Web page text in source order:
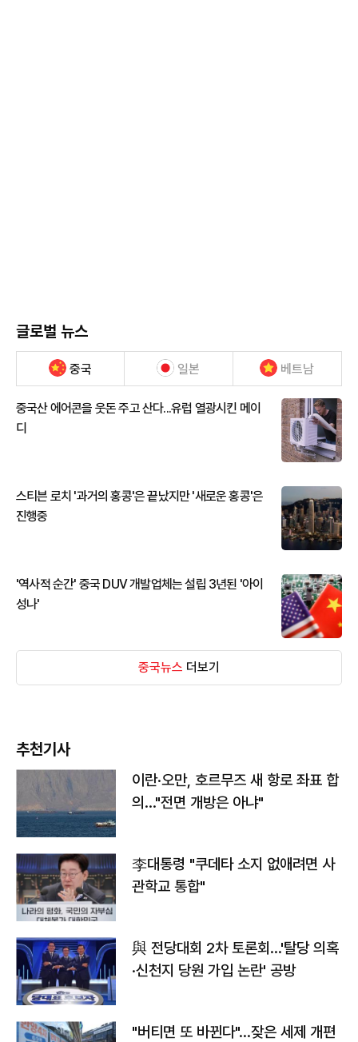
글로벌 뉴스
중국 일본 베트남
중국산 에어콘을 웃돈 주고 산다...유럽 열광시킨 메이
디
스티븐 로치 '과거의 홍콩'은 끝났지만 '새로운 홍콩'은
진행중
'역사적 순간' 중국 DUV 개발업체는 설립 3년된 '아이
성나'
중국뉴스 더보기
추천기사
이란·오만, 호르무즈 새 항로 좌표 합
의…"전면 개방은 아냐"
李대통령 "쿠데타 소지 없애려면 사
관학교 통합"
與 전당대회 2차 토론회…'탈당 의혹
·신천지 당원 가입 논란' 공방
"버티면 또 바뀐다"…잦은 세제 개편